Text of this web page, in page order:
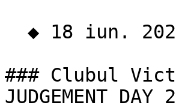
### Clubul
JUDGEMENT DAY